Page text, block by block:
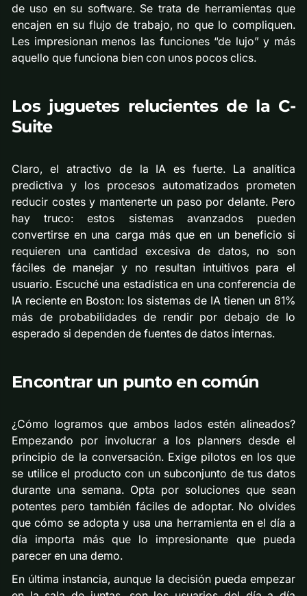
de uso en su software. Se trata de herramientas que
encajen en su flujo de trabajo, no que lo compliquen.
Les impresionan menos las funciones “de lujo” y más
aquello que funciona bien con unos pocos clics.
Los juguetes relucientes de la C-
Suite
Claro, el atractivo de la IA es fuerte. La analítica
predictiva y los procesos automatizados prometen
reducir costes y mantenerte un paso por delante. Pero
hay truco: estos sistemas avanzados pueden
convertirse en una carga más que en un beneficio si
requieren una cantidad excesiva de datos, no son
fáciles de manejar y no resultan intuitivos para el
usuario. Escuché una estadística en una conferencia de
IA reciente en Boston: los sistemas de IA tienen un 81%
más de probabilidades de rendir por debajo de lo
esperado si dependen de fuentes de datos internas.
Encontrar un punto en común
¿Cómo logramos que ambos lados estén alineados?
Empezando por involucrar a los planners desde el
principio de la conversación. Exige pilotos en los que
se utilice el producto con un subconjunto de tus datos
durante una semana. Opta por soluciones que sean
potentes pero también fáciles de adoptar. No olvides
que cómo se adopta y usa una herramienta en el día a
día importa más que lo impresionante que pueda
parecer en una demo.
En última instancia, aunque la decisión pueda empezar